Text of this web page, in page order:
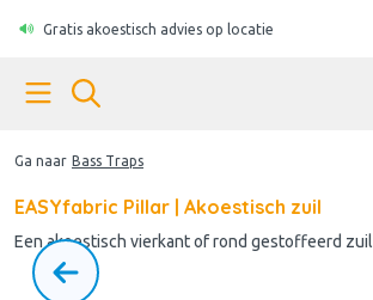
Gratis akoestisch advies op locatie
Ga naar Bass Traps
EASYfabric Pillar | Akoestisch zuil
Een akoestisch vierkant of rond gestoffeerd zuil